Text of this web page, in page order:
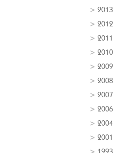
2013
2012
2011
2010
2009
2008
2007
2006
2004
2001